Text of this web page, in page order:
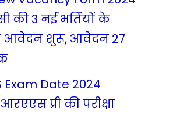
की 3 नई भर्तियों के
शुरू, आवेदन 27
Exam Date 2024
प्री की परीक्षा